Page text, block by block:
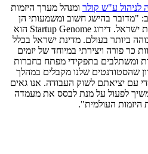
לניהול ע"ש קולר ומנהל מערך היזמות
"מדובר בהישג חשוב ומשמעותי הן
ישראל. דירוג Startup Genome הוא
ביותר בעולם. מדינת ישראל בכלל
כר פורה ויצירתי במיוחד של יזמים
ומשתלבים בתפקידי מפתח בחברות
שהסטודנטים שלנו מקבלים במהלך
עם יציאתם לשוק העבודה. אנו גאים
לפעול על מנת לבסס את מעמדה
העולמית".